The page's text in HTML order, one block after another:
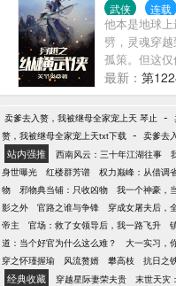
武侠 连载
他本是地球
劈，灵魂穿
孤策。但这仅
蜀山、西游
门……邪气腾
最新： 第
卖爹去入赘，我被继母全家宠上天 琴止 -
赘，我被继母全家宠上天txt下载 - 卖爹去
站内强推 西南风云：三十年江湖往事
身世曝光
红楼群芳谱 权力巅峰：从借调
物
邪物典当铺：只收凶物 我一个神豪，
影之外
官路之谁与争锋 穿成女屠夫后，
帝主
官场：救了女领导后，我一路飞升
道：当个好官为什么这么难？
大一实习，
穿之怀瑾握瑜
风流赘婿 攀高枝 抗日之
经典收藏 穿越星际妻荣夫贵 末世天灾